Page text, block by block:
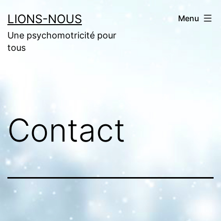
au
contenu
LIONS-NOUS
Une psychomotricité pour
tous
Menu
Contact